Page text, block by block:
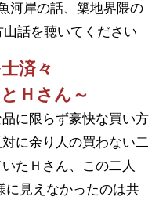
河岸の話、築地界隈の
話を聴いてください
済々
Ｈさん～
に限らず豪快な買い方
に余り人の買わない二
たＨさん、この二人
に見えなかったのは共